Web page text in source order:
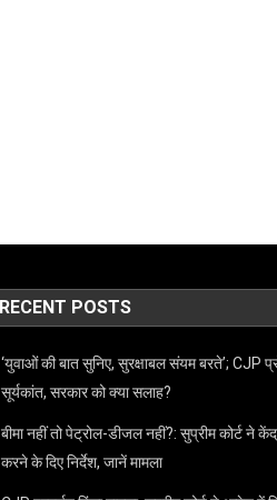
RECENT POSTS
‘युवाओं की बात सुनिए, सुरक्षाबल संयम बरते’; CJP
सूर्यकांत, सरकार को क्या सलाह?